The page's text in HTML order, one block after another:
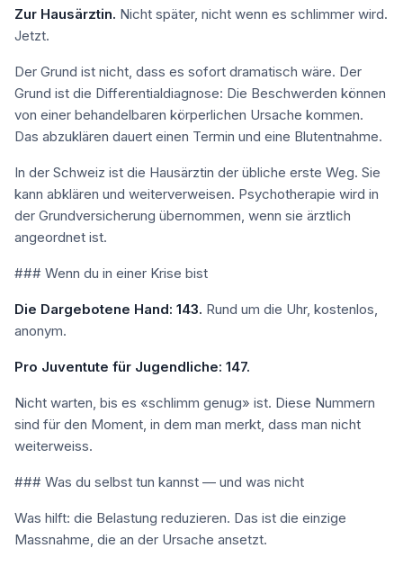
Zur Hausärztin. Nicht später, nicht wenn es schlimmer wird.
Jetzt.
Der Grund ist nicht, dass es sofort dramatisch wäre. Der
Grund ist die Differentialdiagnose: Die Beschwerden können
von einer behandelbaren körperlichen Ursache kommen.
Das abzuklären dauert einen Termin und eine Blutentnahme.
In der Schweiz ist die Hausärztin der übliche erste Weg. Sie
kann abklären und weiterverweisen. Psychotherapie wird in
der Grundversicherung übernommen, wenn sie ärztlich
angeordnet ist.
### Wenn du in einer Krise bist
Die Dargebotene Hand: 143. Rund um die Uhr, kostenlos,
anonym.
Pro Juventute für Jugendliche: 147.
Nicht warten, bis es «schlimm genug» ist. Diese Nummern
sind für den Moment, in dem man merkt, dass man nicht
weiterweiss.
### Was du selbst tun kannst — und was nicht
Was hilft: die Belastung reduzieren. Das ist die einzige
Massnahme, die an der Ursache ansetzt.